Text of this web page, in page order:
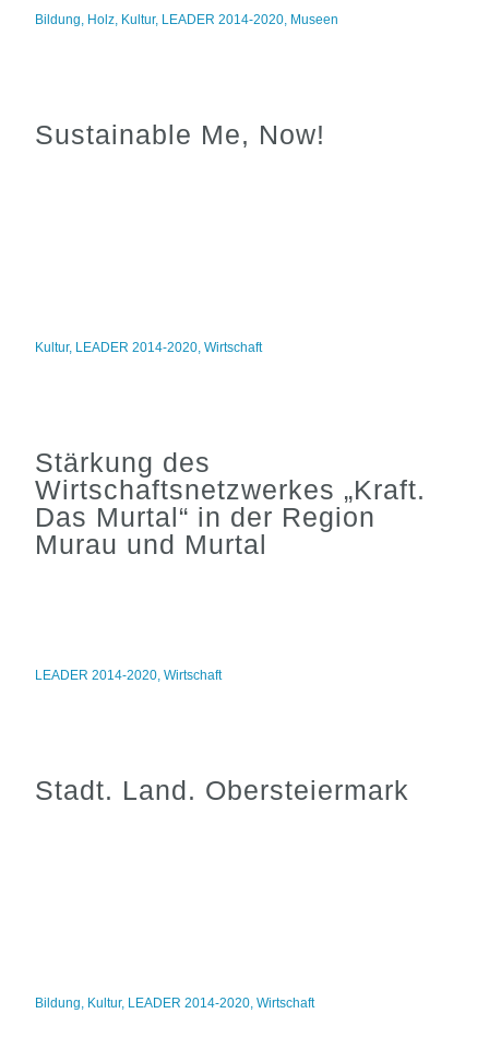
Bildung, Holz, Kultur, LEADER 2014-2020, Museen
Sustainable Me, Now!
Kultur, LEADER 2014-2020,Wirtschaft
Stärkung des
Wirtschaftsnetzwerkes „Kraft.
Das Murtal“ in der Region
Murau und Murtal
LEADER 2014-2020,Wirtschaft
Stadt. Land. Obersteiermark
Bildung, Kultur, LEADER 2014-2020,Wirtschaft